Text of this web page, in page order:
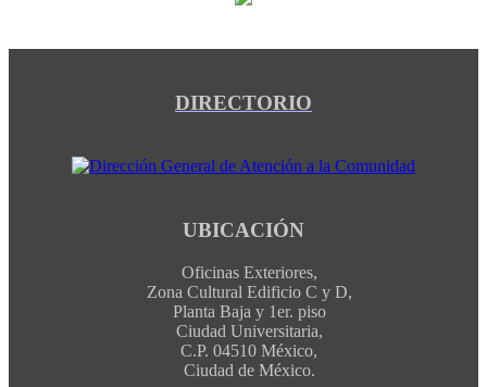
DIRECTORIO
UBICACIÓN
Oficinas Exteriores,
Zona Cultural Edificio C y D,
Planta Baja y 1er. piso
Ciudad Universitaria,
C.P. 04510 México,
Ciudad de México.